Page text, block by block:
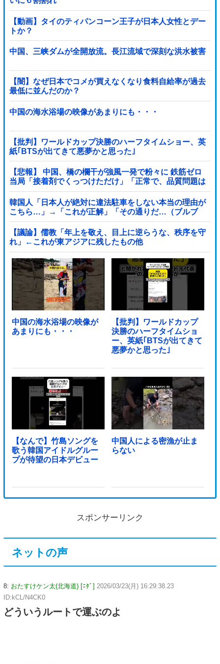
【動画】タイのティパンコーン王子が日本人女性とデー
トか？
中国、三峡ダムが全開放流。長江流域で深刻な洪水被害
【闇】なぜ日本でコメが買えなくなり食料自給率が過去
最低に並んだのか？
中国の海水浴場の映像があまりにも・・・
【批判】ワールドカップ決勝のハーフタイムショー、英
紙｢BTSが出てきて悪夢かと思った｣
【悲報】 中国、橋の欄干が強風一発で粉々に 鉄筋ゼロ
当局「接着剤でくっつけただけ」「正常で、品質問題は
ない」
韓国人「日本人が絶対に違法駐車をしない本当の理由が
こちら…」→「これが正解」「その通りだ…（ブルブ
ル」＝韓国の反応
【議論】儒教「年上を敬え、目上に逆らうな、秩序を守
れ」←これが東アジアに残したもの他
中国の海水浴場の映像が
あまりにも・・・
【批判】ワールドカップ
決勝のハーフタイムショ
ー、英紙｢BTSが出てきて
悪夢かと思った｣
【なんで】竹島ソングを
歌う韓国アイドルグルー
プが待望の日本デビュー
中国人による密漁が止ま
らない
スポンサーリンク
ネットの声
8: おたすけケン太(北海道) [ﾆﾀﾞ] 2026/03/23(月) 16:29:38.23
ID:kCL/N4CK0
どういうルートで運ぶのよ